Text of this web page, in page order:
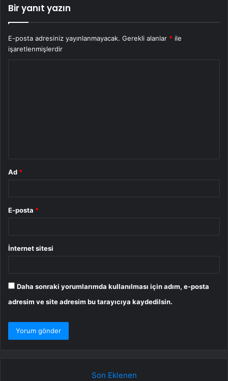
Bir yanıt yazın
E-posta adresiniz yayınlanmayacak. Gerekli alanlar * ile
işaretlenmişlerdir
Ad *
E-posta *
İnternet sitesi
Daha sonraki yorumlarımda kullanılması için adım, e-posta
adresim ve site adresim bu tarayıcıya kaydedilsin.
Son Eklenen